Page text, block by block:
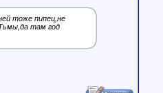
тоже пипец,не
там год